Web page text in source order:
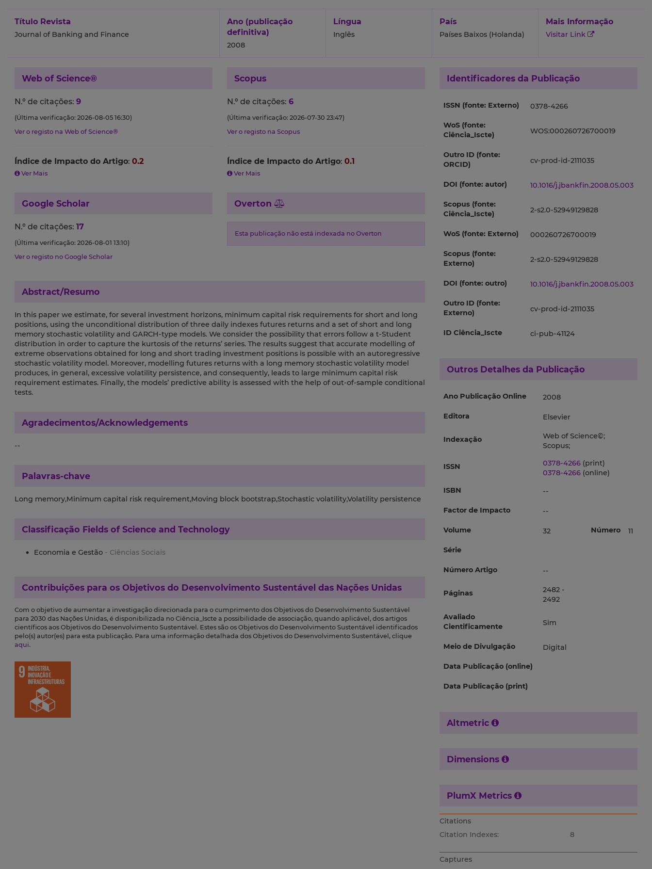
Título Revista
Journal of Banking and Finance
Ano (publicação
definitiva)
2008
Língua
Inglês
País
Países Baixos (Holanda)
Mais Informação
Visitar Link
Web of Science®
N.º de citações: 9
(Última verificação: 2026-08-05 16:30)
Ver o registo na Web of Science®
Índice de Impacto do Artigo: 0.2
Ver Mais
Scopus
N.º de citações: 6
(Última verificação: 2026-07-30 23:47)
Ver o registo na Scopus
Índice de Impacto do Artigo: 0.1
Ver Mais
Google Scholar
N.º de citações: 17
(Última verificação: 2026-08-01 13:10)
Ver o registo no Google Scholar
Overton
Esta publicação não está indexada no Overton
Abstract/Resumo
In this paper we estimate, for several investment horizons, minimum capital risk requirements for short and long
positions, using the unconditional distribution of three daily indexes futures returns and a set of short and long
memory stochastic volatility and GARCH-type models. We consider the possibility that errors follow a t-Student
distribution in order to capture the kurtosis of the returns’ series. The results suggest that accurate modelling of
extreme observations obtained for long and short trading investment positions is possible with an autoregressive
stochastic volatility model. Moreover, modelling futures returns with a long memory stochastic volatility model
produces, in general, excessive volatility persistence, and consequently, leads to large minimum capital risk
requirement estimates. Finally, the models’ predictive ability is assessed with the help of out-of-sample conditional
tests.
Agradecimentos/Acknowledgements
--
Palavras-chave
Long memory,Minimum capital risk requirement,Moving block bootstrap,Stochastic volatility,Volatility persistence
Classificação Fields of Science and Technology
Economia e Gestão - Ciências Sociais
Contribuições para os Objetivos do Desenvolvimento Sustentável das Nações Unidas
Com o objetivo de aumentar a investigação direcionada para o cumprimento dos Objetivos do Desenvolvimento Sustentável
para 2030 das Nações Unidas, é disponibilizada no Ciência_Iscte a possibilidade de associação, quando aplicável, dos artigos
científicos aos Objetivos do Desenvolvimento Sustentável. Estes são os Objetivos do Desenvolvimento Sustentável identificados
pelo(s) autor(es) para esta publicação. Para uma informação detalhada dos Objetivos do Desenvolvimento Sustentável, clique
aqui.
Identificadores da Publicação
ISSN (fonte: Externo) 0378-4266
WoS (fonte:
Ciência_Iscte)
WOS:000260726700019
Outro ID (fonte:
ORCID)
cv-prod-id-2111035
DOI (fonte: autor) 10.1016/j.jbankfin.2008.05.003
Scopus (fonte:
Ciência_Iscte)
2-s2.0-52949129828
WoS (fonte: Externo) 000260726700019
Scopus (fonte:
Externo)
2-s2.0-52949129828
DOI (fonte: outro) 10.1016/j.jbankfin.2008.05.003
Outro ID (fonte:
Externo)
cv-prod-id-2111035
ID Ciência_Iscte ci-pub-41124
Outros Detalhes da Publicação
Ano Publicação Online 2008
Editora Elsevier
Indexação
Web of Science©;
Scopus;
ISSN 0378-4266 (print)
0378-4266 (online)
ISBN
--
Factor de Impacto --
Volume 32 Número 11
Série
Número Artigo --
Páginas
2482 -
2492
Avaliado
Cientificamente
Sim
Meio de Divulgação Digital
Data Publicação (online)
Data Publicação (print)
Altmetric
Dimensions
PlumX Metrics
Citations
Citation Indexes:
8
Captures